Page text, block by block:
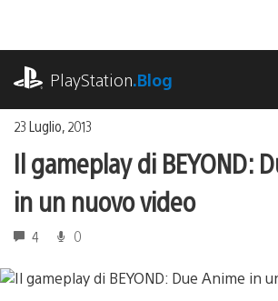
contenuto
PlayStation.Blog
23 Luglio, 2013
Il gameplay di BEYOND:
in un nuovo video
4 0